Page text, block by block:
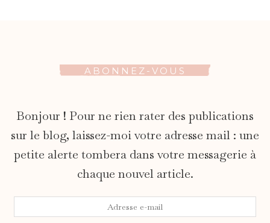
ABONNEZ-VOUS
Bonjour ! Pour ne rien rater des publications
sur le blog, laissez-moi votre adresse mail : une
petite alerte tombera dans votre messagerie à
chaque nouvel article.